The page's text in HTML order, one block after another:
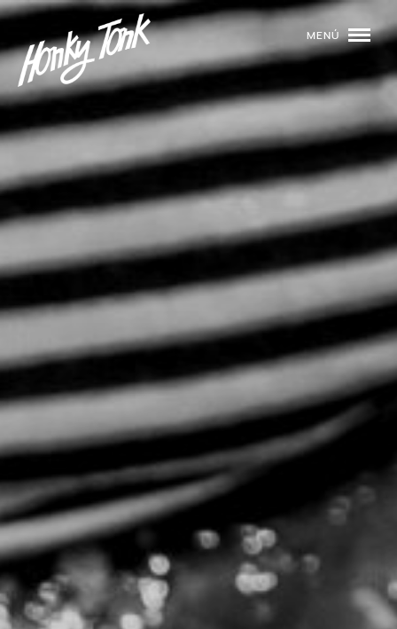
MENÚ
01 PROGRAMACIÓN
02
03 EVENTOS
04 TOCA CON NOSOTROS
QUIÉNES SOMOS
NUESTRA HISTORIA RIDER TÉCNICO
GALERÍA
DE IMÁGENES
CONTACTO